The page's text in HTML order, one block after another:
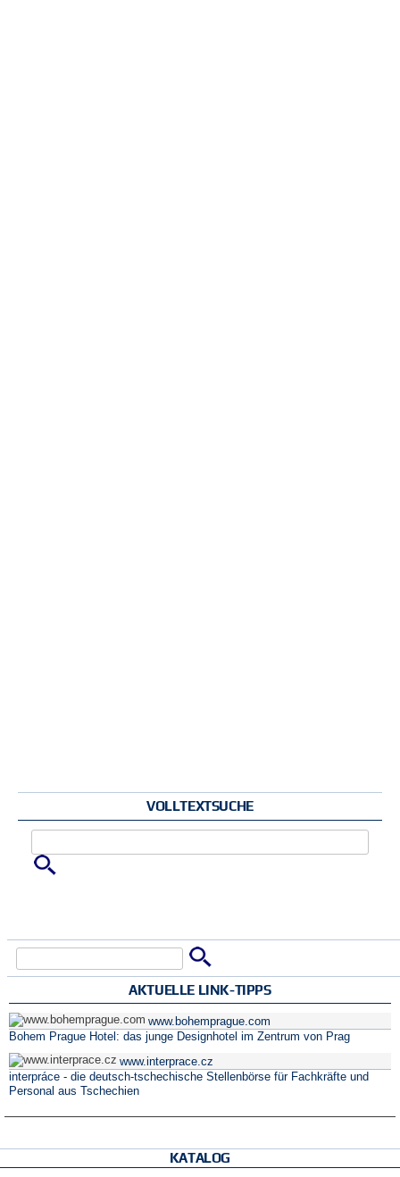
VOLLTEXTSUCHE
AKTUELLE LINK-TIPPS
www.bohemprague.com
Bohem Prague Hotel: das junge Designhotel im Zentrum von Prag
www.interprace.cz
interpráce - die deutsch-tschechische Stellenbörse für Fachkräfte und
Personal aus Tschechien
KATALOG